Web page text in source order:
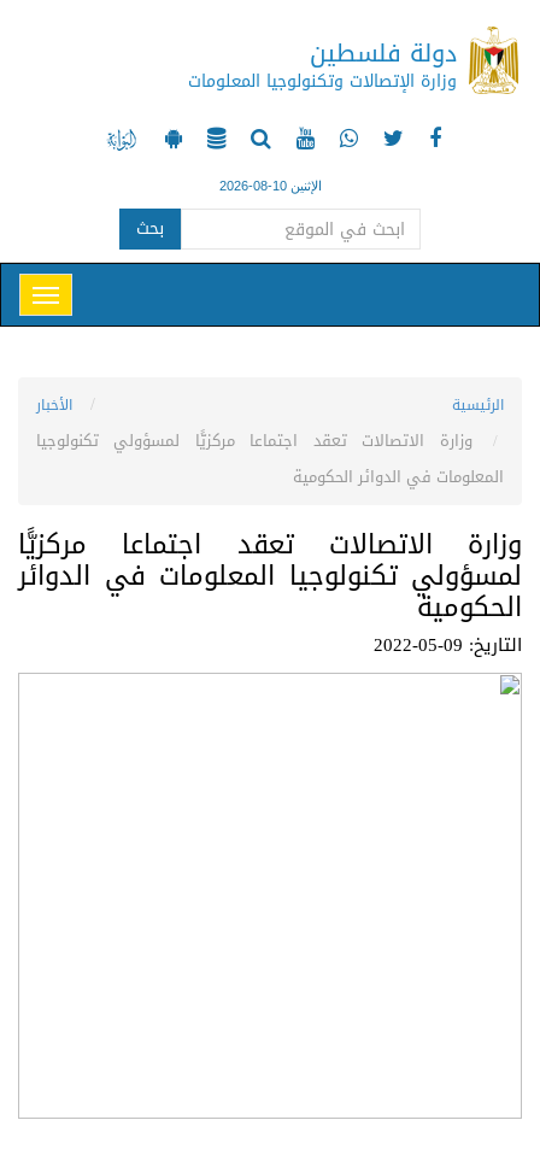
دولة فلسطين
وزارة الإتصالات وتكنولوجيا المعلومات
الإثنين 10-08-2026
بحث
الرئيسية الأخبار
وزارة الاتصالات تعقد اجتماعا مركزيًّا لمسؤولي تكنولوجيا
المعلومات في الدوائر الحكومية
وزارة الاتصالات تعقد اجتماعا مركزيًّا
لمسؤولي تكنولوجيا المعلومات في الدوائر
الحكومية
التاريخ: 09-05-2022